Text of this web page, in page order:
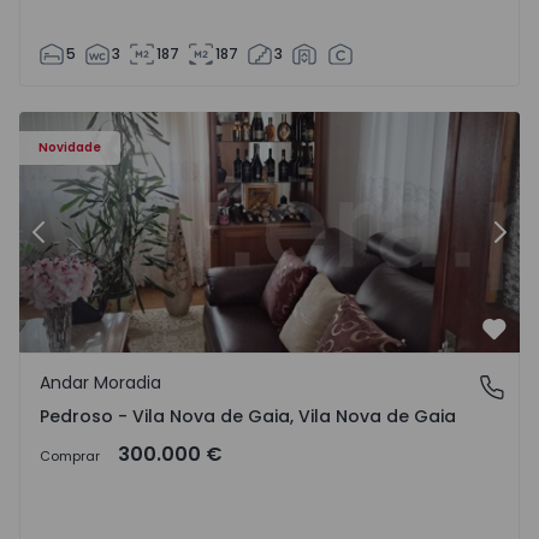
5 3 187 187 3
Novidade
- 1575635 - 12
Andar Moradia T6 Vila Nova de Gaia, Pedroso e Seixezelo
Anterior
Pedroso - Vila Nova de Gaia, Vila Nova de Gaia
Andar Moradia
Pedroso - Vila Nova de Gaia, Vila Nova de Gaia
Comprar 300.000 €